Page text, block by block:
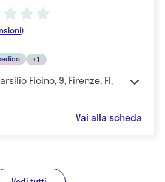
+1
Ficino, 9, Firenze, FI,
Vai alla scheda